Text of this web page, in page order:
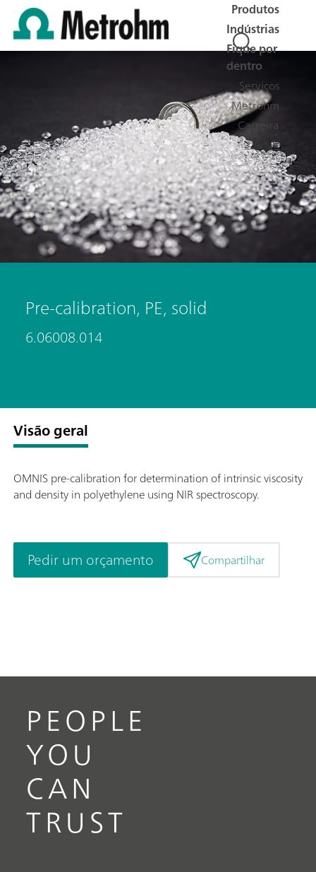
Produtos
Indústrias
Fique por
dentro
Serviços
Metrohm
Carreira
Pre-calibration, PE, solid
6.06008.014
Visão geral
OMNIS pre-calibration for determination of intrinsic viscosity
and density in polyethylene using NIR spectroscopy.
Pedir um orçamento Compartilhar
PEOPLE
YOU
CAN
TRUST